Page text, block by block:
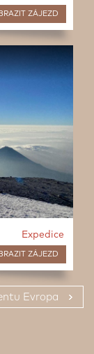
ZÁJEZD
Expedice
ZÁJEZD
Evropa